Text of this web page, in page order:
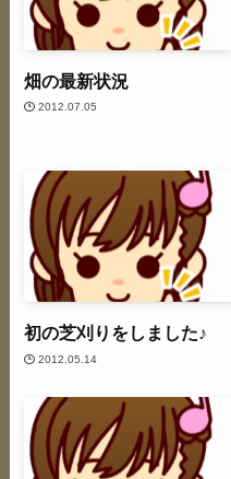
畑の最新状況
2012.07.05
初の芝刈りをしました♪
2012.05.14